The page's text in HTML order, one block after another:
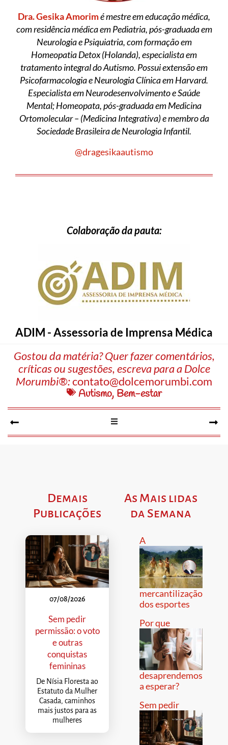
Dra. Gesika Amorimé mestre em educação médica,
com residência médica em Pediatria, pós-graduada em
Neurologia e Psiquiatria, com formação em
Homeopatia Detox (Holanda), especialista em
tratamento integral do Autismo. Possui extensão em
Psicofarmacologia e Neurologia Clínica em Harvard.
Especialista em Neurodesenvolvimento e Saúde
Mental; Homeopata, pós-graduada em Medicina
Ortomolecular – (Medicina Integrativa) e membro da
Sociedade Brasileira de Neurologia Infantil.
@dragesikaautismo
Colaboração da pauta:
ADIM - Assessoria de Imprensa Médica
Gostou da matéria? Quer fazer comentários,
críticas ou sugestões, escreva para a Dolce
Morumbi®:contato@dolcemorumbi.com
Autismo, Bem-estar
Demais
Publicações
07/08/2026
Sem pedir
permissão: o voto
e outras
conquistas
femininas
De Nísia Floresta ao
Estatuto da Mulher
Casada, caminhos
mais justos para as
mulheres
As Mais lidas
da Semana
A
mercantilização
dos esportes
Por que
desaprendemos
a esperar?
Sem pedir